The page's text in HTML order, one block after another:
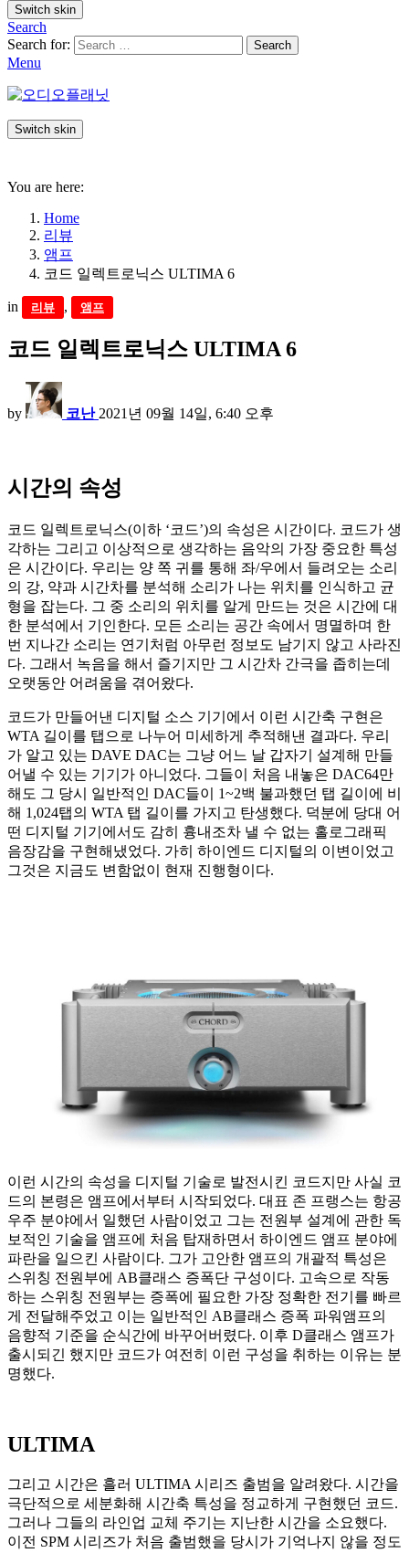
Switch skin
Search
Search for:
Search
Menu
Switch skin
You are here:
Home
리뷰
앰프
코드 일렉트로닉스 ULTIMA 6
in 리뷰 , 앰프
코드 일렉트로닉스 ULTIMA 6
by 코난 2021년 09월 14일, 6:40 오후
시간의 속성
코드 일렉트로닉스(이하 ‘코드’)의 속성은 시간이다. 코드가 생
각하는 그리고 이상적으로 생각하는 음악의 가장 중요한 특성
은 시간이다. 우리는 양 쪽 귀를 통해 좌/우에서 들려오는 소리
의 강, 약과 시간차를 분석해 소리가 나는 위치를 인식하고 균
형을 잡는다. 그 중 소리의 위치를 알게 만드는 것은 시간에 대
한 분석에서 기인한다. 모든 소리는 공간 속에서 명멸하며 한
번 지나간 소리는 연기처럼 아무런 정보도 남기지 않고 사라진
다. 그래서 녹음을 해서 즐기지만 그 시간차 간극을 좁히는데
오랫동안 어려움을 겪어왔다.
코드가 만들어낸 디지털 소스 기기에서 이런 시간축 구현은
WTA 길이를 탭으로 나누어 미세하게 추적해낸 결과다. 우리
가 알고 있는 DAVE DAC는 그냥 어느 날 갑자기 설계해 만들
어낼 수 있는 기기가 아니었다. 그들이 처음 내놓은 DAC64만
해도 그 당시 일반적인 DAC들이 1~2백 불과했던 탭 길이에 비
해 1,024탭의 WTA 탭 길이를 가지고 탄생했다. 덕분에 당대 어
떤 디지털 기기에서도 감히 흉내조차 낼 수 없는 홀로그래픽
음장감을 구현해냈었다. 가히 하이엔드 디지털의 이변이었고
그것은 지금도 변함없이 현재 진행형이다.
이런 시간의 속성을 디지털 기술로 발전시킨 코드지만 사실 코
드의 본령은 앰프에서부터 시작되었다. 대표 존 프랭스는 항공
우주 분야에서 일했던 사람이었고 그는 전원부 설계에 관한 독
보적인 기술을 앰프에 처음 탑재하면서 하이엔드 앰프 분야에
파란을 일으킨 사람이다. 그가 고안한 앰프의 개괄적 특성은
스위칭 전원부에 AB클래스 증폭단 구성이다. 고속으로 작동
하는 스위칭 전원부는 증폭에 필요한 가장 정확한 전기를 빠르
게 전달해주었고 이는 일반적인 AB클래스 증폭 파워앰프의
음향적 기준을 순식간에 바꾸어버렸다. 이후 D클래스 앰프가
출시되긴 했지만 코드가 여전히 이런 구성을 취하는 이유는 분
명했다.
ULTIMA
그리고 시간은 흘러 ULTIMA 시리즈 출범을 알려왔다. 시간을
극단적으로 세분화해 시간축 특성을 정교하게 구현했던 코드.
그러나 그들의 라인업 교체 주기는 지난한 시간을 소요했다.
이전 SPM 시리즈가 처음 출범했을 당시가 기억나지 않을 정도